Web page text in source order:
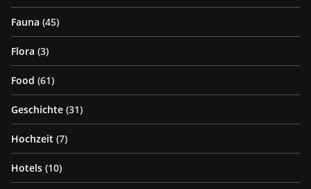
Fauna (45)
Flora (3)
Food (61)
Geschichte (31)
Hochzeit (7)
Hotels (10)